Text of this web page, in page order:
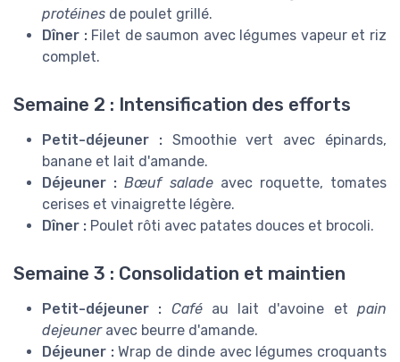
protéines de poulet grillé.
Dîner :Filet de saumon avec légumes vapeur et riz
complet.
Semaine 2 : Intensification des efforts
Petit-déjeuner :Smoothie vert avec épinards,
banane et lait d'amande.
Déjeuner : Bœuf saladeavec roquette, tomates
cerises et vinaigrette légère.
Dîner : Poulet rôti avec patates douces et brocoli.
Semaine 3 : Consolidation et maintien
Petit-déjeuner : Caféau lait d'avoine etpain
dejeuneravec beurre d'amande.
Déjeuner :Wrap de dinde avec légumes croquants